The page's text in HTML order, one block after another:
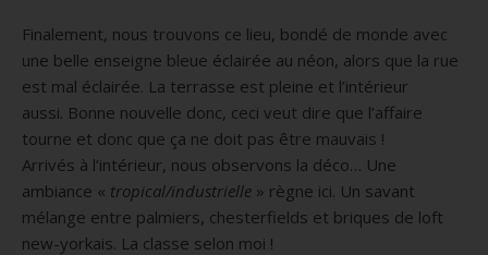
Finalement, nous trouvons ce lieu, bondé de monde avec
une belle enseigne bleue éclairée au néon, alors que la rue
est mal éclairée. La terrasse est pleine et l’intérieur
aussi. Bonne nouvelle donc, ceci veut dire que l’affaire
tourne et donc que ça ne doit pas être mauvais !
Arrivés à l’intérieur, nous observons la déco… Une
ambiance « tropical/industrielle » règne ici. Un savant
mélange entre palmiers, chesterfields et briques de loft
new-yorkais. La classe selon moi !